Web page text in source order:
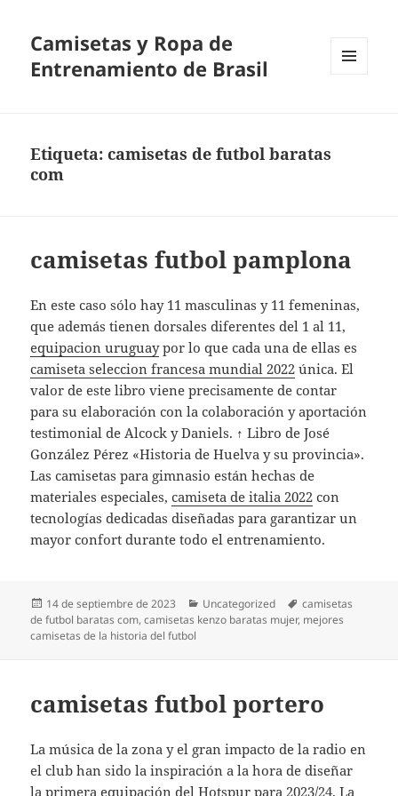
Camisetas y Ropa de
Entrenamiento de Brasil
Etiqueta:camisetas de futbol baratas
com
camisetas futbol pamplona
En este caso sólo hay 11 masculinas y 11 femeninas,
que además tienen dorsales diferentes del 1 al 11,
equipacion uruguaypor lo que cada una de ellas es
camiseta seleccion francesa mundial 2022 única. El
valor de este libro viene precisamente de contar
para su elaboración con la colaboración y aportación
testimonial de Alcock y Daniels. ↑ Libro de José
González Pérez «Historia de Huelva y su provincia».
Las camisetas para gimnasio están hechas de
materiales especiales,camiseta de italia 2022 con
tecnologías dedicadas diseñadas para garantizar un
mayor confort durante todo el entrenamiento.
Publicado
el
14 de septiembre de 2023 Categorías
Uncategorized Etiquetas
camisetas
de futbol baratas com,camisetas kenzo baratas mujer, mejores
camisetas de la historia del futbol
camisetas futbol portero
La música de la zona y el gran impacto de la radio en
el club han sido la inspiración a la hora de diseñar
la primera equipación del Hotspur para 2023/24. La